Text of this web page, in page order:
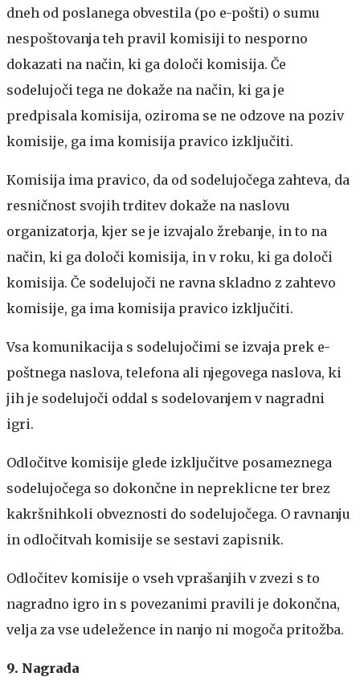
dneh od poslanega obvestila (po e-pošti) o sumu
nespoštovanja teh pravil komisiji to nesporno
dokazati na način, ki ga določi komisija. Če
sodelujoči tega ne dokaže na način, ki ga je
predpisala komisija, oziroma se ne odzove na poziv
komisije, ga ima komisija pravico izključiti.
Komisija ima pravico, da od sodelujočega zahteva, da
resničnost svojih trditev dokaže na naslovu
organizatorja, kjer se je izvajalo žrebanje, in to na
način, ki ga določi komisija, in v roku, ki ga določi
komisija. Če sodelujoči ne ravna skladno z zahtevo
komisije, ga ima komisija pravico izključiti.
Vsa komunikacija s sodelujočimi se izvaja prek e-
poštnega naslova, telefona ali njegovega naslova, ki
jih je sodelujoči oddal s sodelovanjem v nagradni
igri.
Odločitve komisije glede izključitve posameznega
sodelujočega so dokončne in nepreklicne ter brez
kakršnihkoli obveznosti do sodelujočega. O ravnanju
in odločitvah komisije se sestavi zapisnik.
Odločitev komisije o vseh vprašanjih v zvezi s to
nagradno igro in s povezanimi pravili je dokončna,
velja za vse udeležence in nanjo ni mogoča pritožba.
9. Nagrada